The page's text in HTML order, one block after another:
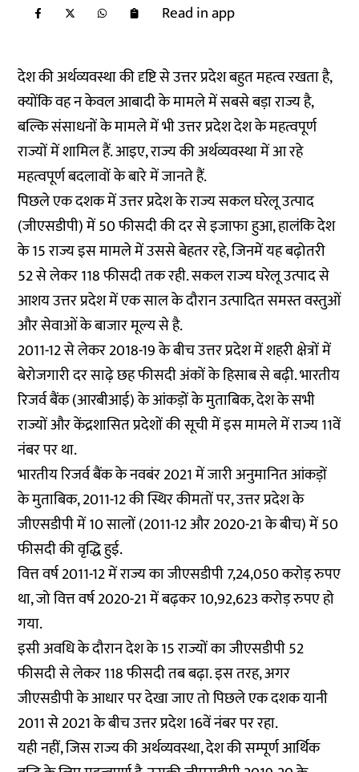
Read in app
देश की अर्थव्यवस्था की दृष्टि से उत्तर प्रदेश बहुत महत्व रखता है,
क्योंकि वह न केवल आबादी के मामले में सबसे बड़ा राज्य है,
बल्कि संसाधनों के मामले में भी उत्तर प्रदेश देश के महत्वपूर्ण
राज्यों में शामिल हैं. आइए, राज्य की अर्थव्यवस्था में आ रहे
महत्वपूर्ण बदलावों के बारे में जानते हैं.
पिछले एक दशक में उत्तर प्रदेश के राज्य सकल घरेलू उत्पाद
(जीएसडीपी) में 50 फीसदी की दर से इजाफा हुआ, हालंकि देश
के 15 राज्य इस मामले में उससे बेहतर रहे, जिनमें यह बढ़ोतरी
52 से लेकर 118 फीसदी तक रही. सकल राज्य घरेलू उत्पाद से
आशय उत्तर प्रदेश में एक साल के दौरान उत्पादित समस्त वस्तुओं
और सेवाओं के बाजार मूल्य से है.
2011-12 से लेकर 2018-19 के बीच उत्तर प्रदेश में शहरी क्षेत्रों में
बेरोजगारी दर साढ़े छह फीसदी अंकों के हिसाब से बढ़ी. भारतीय
रिजर्व बैंक (आरबीआई) के आंकड़ों के मुताबिक, देश के सभी
राज्यों और केंद्रशासित प्रदेशों की सूची में इस मामले में राज्य 11वें
नंबर पर था.
भारतीय रिजर्व बैंक के नवबंर 2021 में जारी अनुमानित आंकड़ों
के मुताबिक, 2011-12 की स्थिर कीमतों पर, उत्तर प्रदेश के
जीएसडीपी में 10 सालों (2011-12 और 2020-21 के बीच) में 50
फीसदी की वृद्धि हुई.
वित्त वर्ष 2011-12 में राज्य का जीएसडीपी 7,24,050 करोड़ रुपए
था, जो वित्त वर्ष 2020-21 में बढ़कर 10,92,623 करोड़ रुपए हो
गया.
इसी अवधि के दौरान देश के 15 राज्यों का जीएसडीपी 52
फीसदी से लेकर 118 फीसदी तब बढ़ा. इस तरह, अगर
जीएसडीपी के आधार पर देखा जाए तो पिछले एक दशक यानी
2011 से 2021 के बीच उत्तर प्रदेश 16वें नंबर पर रहा.
यही नहीं, जिस राज्य की अर्थव्यवस्था, देश की सम्पूर्ण आर्थिक